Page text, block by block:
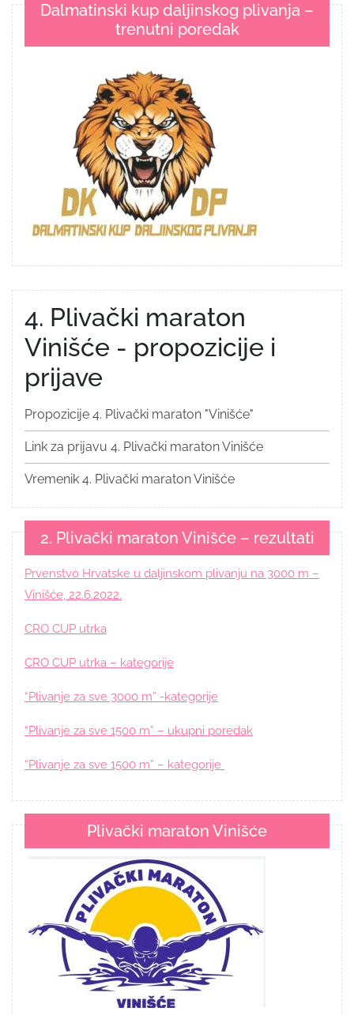
Dalmatinski kup daljinskog plivanja –
trenutni poredak
4. Plivački maraton
Vinišće - propozicije i
prijave
Propozicije 4. Plivački maraton "Vinišće"
Link za prijavu 4. Plivački maraton Vinišće
Vremenik 4. Plivački maraton Vinišće
2. Plivački maraton Vinišće – rezultati
Prvenstvo Hrvatske u daljinskom plivanju na 3000 m –
Vinišće, 22.6.2022.
CRO CUP utrka
CRO CUP utrka – kategorije
“Plivanje za sve 3000 m” -kategorije
“Plivanje za sve 1500 m” – ukupni poredak
“Plivanje za sve 1500 m” – kategorije
Plivački maraton Vinišće